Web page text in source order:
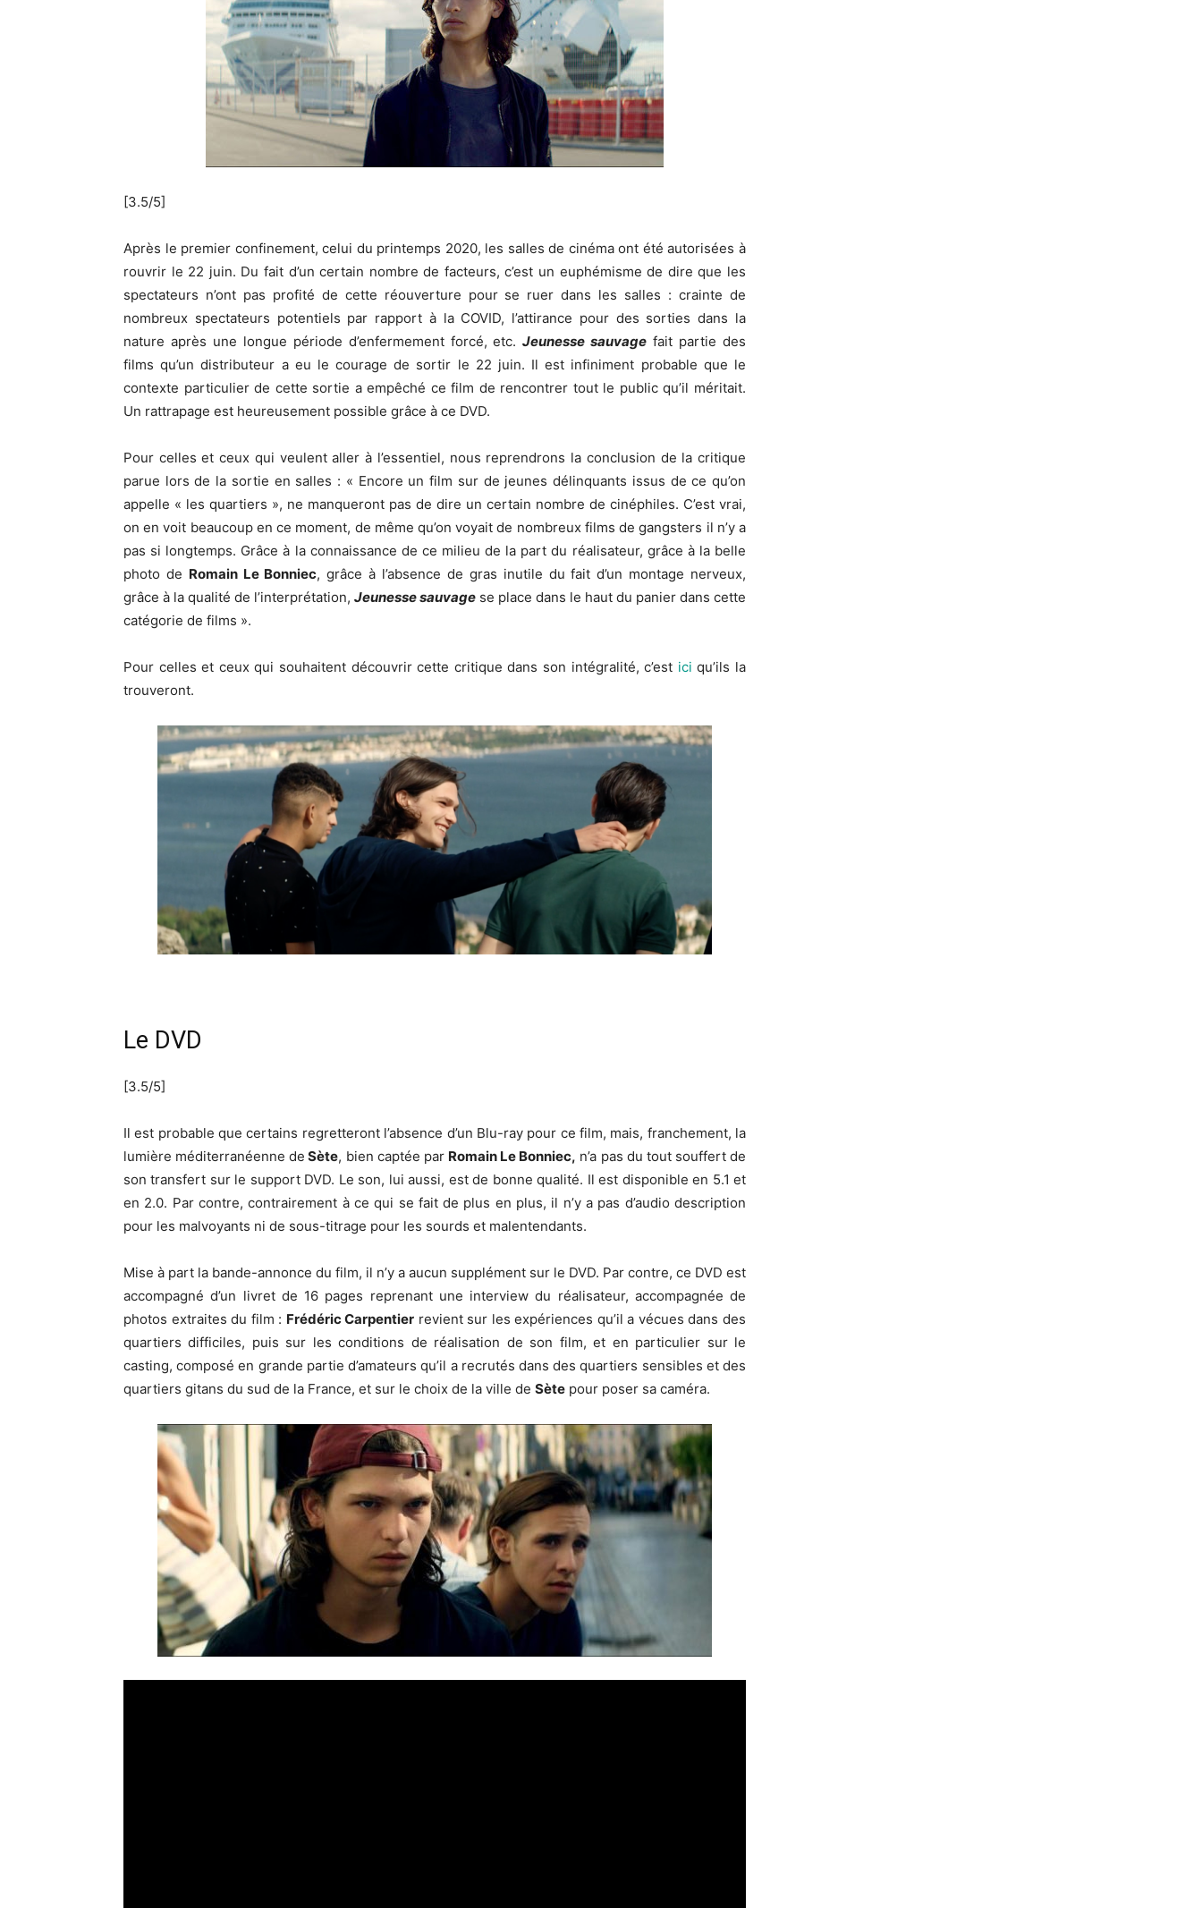
[3.5/5]
Après le premier confinement, celui du printemps 2020, les salles de cinéma ont été autorisées à
rouvrir le 22 juin. Du fait d’un certain nombre de facteurs, c’est un euphémisme de dire que les
spectateurs n’ont pas profité de cette réouverture pour se ruer dans les salles : crainte de
nombreux spectateurs potentiels par rapport à la COVID, l’attirance pour des sorties dans la
nature après une longue période d’enfermement forcé, etc.Jeunesse sauvage fait partie des
films qu’un distributeur a eu le courage de sortir le 22 juin. Il est infiniment probable que le
contexte particulier de cette sortie a empêché ce film de rencontrer tout le public qu’il méritait.
Un rattrapage est heureusement possible grâce à ce DVD.
Pour celles et ceux qui veulent aller à l’essentiel, nous reprendrons la conclusion de la critique
parue lors de la sortie en salles : « Encore un film sur de jeunes délinquants issus de ce qu’on
appelle « les quartiers », ne manqueront pas de dire un certain nombre de cinéphiles. C’est vrai,
on en voit beaucoup en ce moment, de même qu’on voyait de nombreux films de gangsters il n’y a
pas si longtemps. Grâce à la connaissance de ce milieu de la part du réalisateur, grâce à la belle
photo de Romain Le Bonniec, grâce à l’absence de gras inutile du fait d’un montage nerveux,
grâce à la qualité de l’interprétation, Jeunesse sauvage se place dans le haut du panier dans cette
catégorie de films ».
Pour celles et ceux qui souhaitent découvrir cette critique dans son intégralité, c’est ici qu’ils la
trouveront.
Le DVD
[3.5/5]
Il est probable que certains regretteront l’absence d’un Blu-ray pour ce film, mais, franchement, la
lumière méditerranéenne de Sète, bien captée par Romain Le Bonniec, n’a pas du tout souffert de
son transfert sur le support DVD. Le son, lui aussi, est de bonne qualité. Il est disponible en 5.1 et
en 2.0. Par contre, contrairement à ce qui se fait de plus en plus, il n’y a pas d’audio description
pour les malvoyants ni de sous-titrage pour les sourds et malentendants.
Mise à part la bande-annonce du film, il n’y a aucun supplément sur le DVD. Par contre, ce DVD est
accompagné d’un livret de 16 pages reprenant une interview du réalisateur, accompagnée de
photos extraites du film : Frédéric Carpentier revient sur les expériences qu’il a vécues dans des
quartiers difficiles, puis sur les conditions de réalisation de son film, et en particulier sur le
casting, composé en grande partie d’amateurs qu’il a recrutés dans des quartiers sensibles et des
quartiers gitans du sud de la France, et sur le choix de la ville de Sète pour poser sa caméra.